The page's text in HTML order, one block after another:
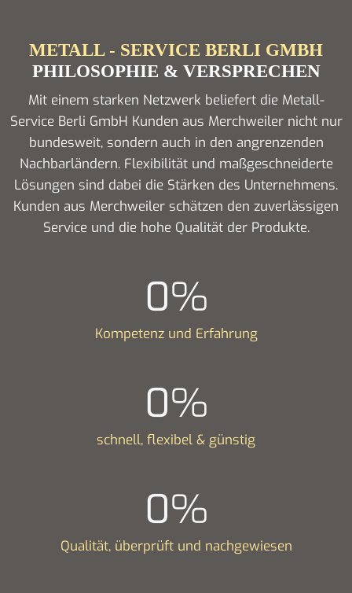
METALL - SERVICE BERLI GMBH
PHILOSOPHIE & VERSPRECHEN
Mit einem starken Netzwerk beliefert die Metall-
Service Berli GmbH Kunden aus Merchweiler nicht nur
bundesweit, sondern auch in den angrenzenden
Nachbarländern. Flexibilität und maßgeschneiderte
Lösungen sind dabei die Stärken des Unternehmens.
Kunden aus Merchweiler schätzen den zuverlässigen
Service und die hohe Qualität der Produkte.
0%
Kompetenz und Erfahrung
0%
schnell, flexibel & günstig
0%
Qualität, überprüft und nachgewiesen